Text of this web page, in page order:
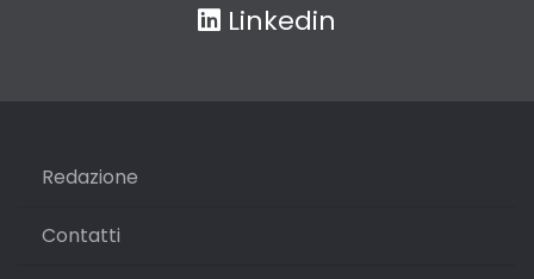
Linkedin
Redazione
Contatti